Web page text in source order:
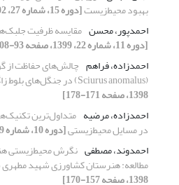
بهبود محیط‌زیست[دوره 15، شماره 27، 1402، صفحه 3-20]
احمدپور، محسن مقایسه ظرفیت
[دوره 11، شماره 22، 1399، صفحه 93-108]
احمدزاده، فراهم چالش‌‌های حفاظت از
(Sciurus anomalus) در جنگل‌‌های بلوط زاگرس
1398، صفحه 171-178]
احمدزاده، مرضیه متداول‌ترین
در مسایل محیط‌زیستی[دوره 10، شماره 19، 1398، صفحه 87-98]
احمدوند، مصطفی نگرش ‌محیط‌زیستی
مطالعه: هنرستان کشاورزی شهید
1398، صفحه 157-170]